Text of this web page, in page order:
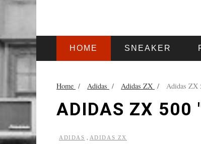
HOME SNEAKER
Home / Adidas / Adidas ZX / Adidas ZX
ADIDAS ZX 500
ADIDAS , ADIDAS ZX